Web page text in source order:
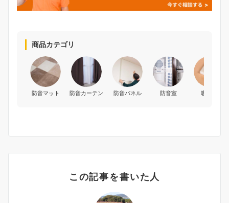
商品カテゴリ
防音マット 防音カーテン 防音パネル 防音室 吸音材
この記事を書いた人